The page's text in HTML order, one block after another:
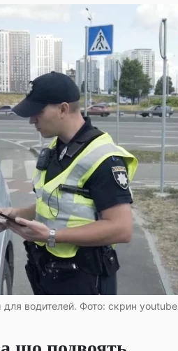
водителей. Фото: скрин youtube